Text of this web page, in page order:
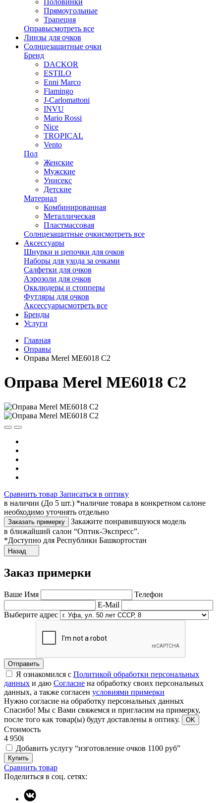
Прямоугольные
Трапеция
Оправысмотреть все
Линзы для очков
Солнцезащитные очки
Бренд
DACKOR
ESTILO
Enni Marco
Flamingo
J-Carlomattoni
INVU
Mario Rossi
Nice
TROPICAL
Vento
Пол
Женские
Мужские
Унисекс
Детские
Материал
Комбинированная
Металлическая
Пластмассовая
Солнцезащитные очкисмотреть все
Аксессуары
Шнурки и цепочки для очков
Наборы для ухода за очками
Салфетки для очков
Аэрозоли для очков
Окклюдеры и стопперы
Футляры для очков
Аксессуарысмотреть все
Бренды
Услуги
Главная
Оправы
Оправа Merel ME6018 C2
Оправа Merel ME6018 C2
Сравнить товар Записаться в оптику
в наличии (До 5 шт.) *наличие товара в конкретном салоне
необходимо уточнять отдельно
Заказать примерку
Закажите понравившуюся модель
в ближайший салон “Оптик-Экспресс”.
*Доступно для Республики Башкортостан
Назад
Заказ примерки
Ваше Имя
Телефон
E-Mail
Выберите адрес
Отправить
Я ознакомился с Политикой обработки персональных
данных и даю Согласие на обработку своих персональных
данных, а также согласен условиями примерки
Нужно согласие на обработку персональных данных
Спасибо! Мы с Вами свяжемся и пригласим на примерку,
после того как товар(ы) будут доставлены в оптику.
OK
Стоимость
4 950i
Добавить услугу “изготовление очков 1100 руб”
Купить
Сравнить товар
Поделиться в соц. сетях: